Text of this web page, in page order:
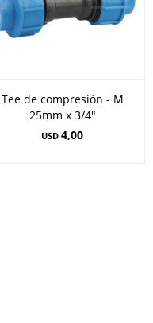
Tee de compresión - M
25mm x 3/4"
USD 4,00